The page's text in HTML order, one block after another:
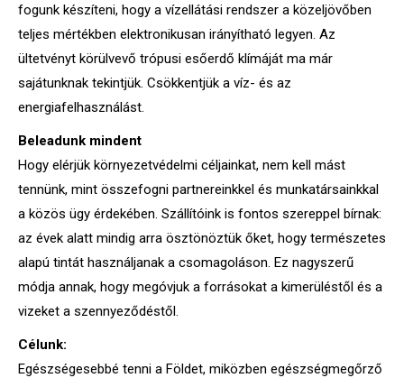
fogunk készíteni, hogy a vízellátási rendszer a közeljövőben
teljes mértékben elektronikusan irányítható legyen. Az
ültetvényt körülvevő trópusi esőerdő klímáját ma már
sajátunknak tekintjük. Csökkentjük a víz- és az
energiafelhasználást.
Beleadunk mindent
Hogy elérjük környezetvédelmi céljainkat, nem kell mást
tennünk, mint összefogni partnereinkkel és munkatársainkkal
a közös ügy érdekében. Szállítóink is fontos szereppel bírnak:
az évek alatt mindig arra ösztönöztük őket, hogy természetes
alapú tintát használjanak a csomagoláson. Ez nagyszerű
módja annak, hogy megóvjuk a forrásokat a kimerüléstől és a
vizeket a szennyeződéstől.
Célunk:
Egészségesebbé tenni a Földet, miközben egészségmegőrző